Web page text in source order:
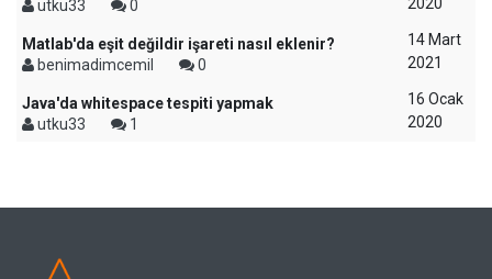
utku33
0
Matlab'da eşit değildir işareti nasıl eklenir?
benimadimcemil
0
14 Mart
2021
Java'da whitespace tespiti yapmak
utku33
1
16 Ocak
2020